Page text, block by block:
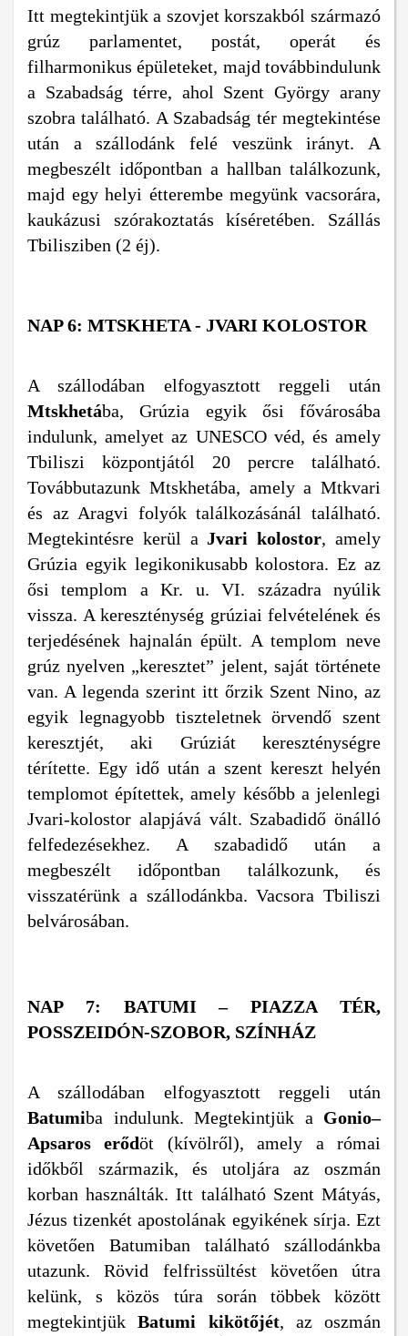
Itt megtekintjük a szovjet korszakból származó
grúz parlamentet, postát, operát és
filharmonikus épületeket, majd továbbindulunk
a Szabadság térre, ahol Szent György arany
szobra található. A Szabadság tér megtekintése
után a szállodánk felé veszünk irányt. A
megbeszélt időpontban a hallban találkozunk,
majd egy helyi étterembe megyünk vacsorára,
kaukázusi szórakoztatás kíséretében. Szállás
Tbilisziben (2 éj).
NAP 6: MTSKHETA - JVARI KOLOSTOR
A szállodában elfogyasztott reggeli után
Mtskhetába, Grúzia egyik ősi fővárosába
indulunk, amelyet az UNESCO véd, és amely
Tbiliszi központjától 20 percre található.
Továbbutazunk Mtskhetába, amely a Mtkvari
és az Aragvi folyók találkozásánál található.
Megtekintésre kerül aJvari kolostor, amely
Grúzia egyik legikonikusabb kolostora. Ez az
ősi templom a Kr. u. VI. századra nyúlik
vissza. A kereszténység grúziai felvételének és
terjedésének hajnalán épült. A templom neve
grúz nyelven „keresztet” jelent, saját története
van. A legenda szerint itt őrzik Szent Nino, az
egyik legnagyobb tiszteletnek örvendő szent
keresztjét, aki Grúziát kereszténységre
térítette. Egy idő után a szent kereszt helyén
templomot építettek, amely később a jelenlegi
Jvari-kolostor alapjává vált. Szabadidő önálló
felfedezésekhez. A szabadidő után a
megbeszélt időpontban találkozunk, és
visszatérünk a szállodánkba. Vacsora Tbiliszi
belvárosában.
NAP 7: BATUMI – PIAZZA TÉR,
POSSZEIDÓN-SZOBOR, SZÍNHÁZ
A szállodában elfogyasztott reggeli után
Batumiba indulunk. Megtekintjük a Gonio–
Apsaros erődöt (kívölről), amely a római
időkből származik, és utoljára az oszmán
korban használták. Itt található Szent Mátyás,
Jézus tizenkét apostolának egyikének sírja. Ezt
követően Batumiban található szállodánkba
utazunk. Rövid felfrissültést követően útra
kelünk, s közös túra során többek között
megtekintjükBatumi kikötőjét, az oszmán